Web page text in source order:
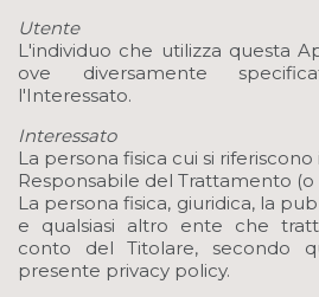
Utente
L'individuo che utilizza questa
ove diversamente
l'Interessato.
Interessato
La persona fisica cui si riferiscono
Responsabile del Trattamento (o
La persona fisica, giuridica, la
e qualsiasi altro ente che
conto del Titolare, secondo
presente privacy policy.